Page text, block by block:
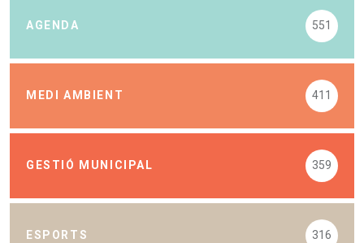
AGENDA 551
MEDI AMBIENT 411
GESTIÓ MUNICIPAL 359
ESPORTS 316